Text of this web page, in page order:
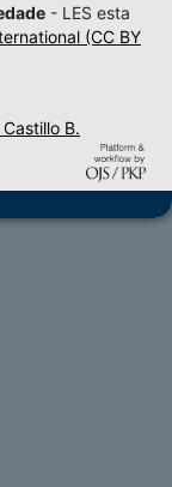
- LES esta
(CC BY
B.